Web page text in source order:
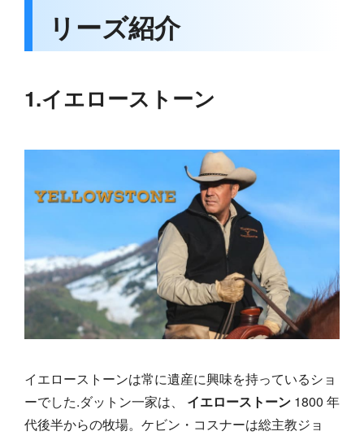
リーズ紹介
1.イエローストーン
イエローストーンは常に遺産に興味を持っているショ
ーでした.ダットン一家は、 イエローストーン 1800 年
代後半からの牧場。ケビン・コスナーは総主教ジョ